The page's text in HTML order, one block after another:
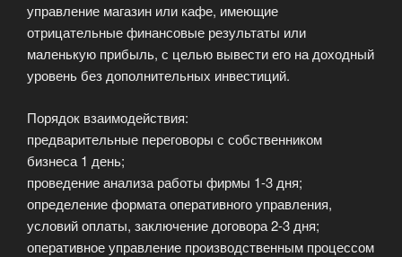
управление магазин или кафе, имеющие
отрицательные финансовые результаты или
маленькую прибыль, с целью вывести его на доходный
уровень без дополнительных инвестиций.
Порядок взаимодействия:
предварительные переговоры с собственником
бизнеса 1 день;
проведение анализа работы фирмы 1-3 дня;
определение формата оперативного управления,
условий оплаты, заключение договора 2-3 дня;
оперативное управление производственным процессом